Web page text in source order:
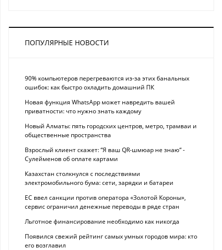
ПОПУЛЯРНЫЕ НОВОСТИ
90% компьютеров перегреваются из-за этих банальных
ошибок: как быстро охладить домашний ПК
Новая функция WhatsApp может навредить вашей
приватности: что нужно знать каждому
Новый Алматы: пять городских центров, метро, трамваи и
общественные пространства
Взрослый клиент скажет: “Я ваш QR-шмюар не знаю“ -
Сулейменов об оплате картами
Казахстан столкнулся с последствиями
электромобильного бума: сети, зарядки и батареи
ЕС ввел санкции против оператора «Золотой Короны»,
сервис ограничил денежные переводы в ряде стран
Льготное финансирование необходимо как никогда
Появился свежий рейтинг самых умных городов мира: кто
его возглавил